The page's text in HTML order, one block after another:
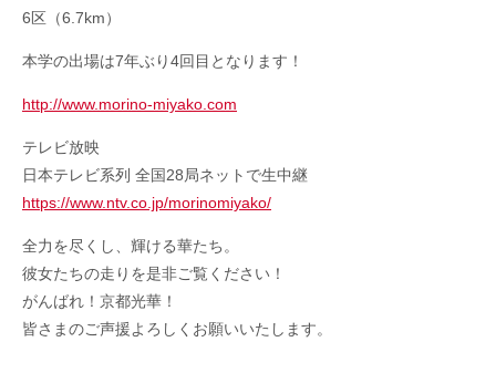
6区（6.7km）
本学の出場は7年ぶり4回目となります！
http://www.morino-miyako.com
テレビ放映
日本テレビ系列 全国28局ネットで生中継
https://www.ntv.co.jp/morinomiyako/
全力を尽くし、輝ける華たち。
彼女たちの走りを是非ご覧ください！
がんばれ！京都光華！
皆さまのご声援よろしくお願いいたします。